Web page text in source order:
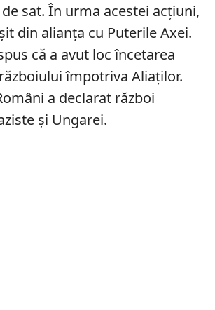
sat. În urma acestei acțiuni,
din alianța cu Puterile Axei.
că a avut loc încetarea
împotriva Aliaților.
a declarat război
și Ungarei.